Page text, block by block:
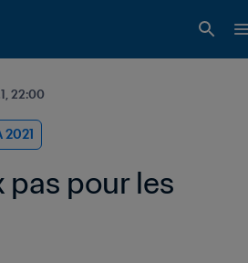
22:00
2021
pas pour les